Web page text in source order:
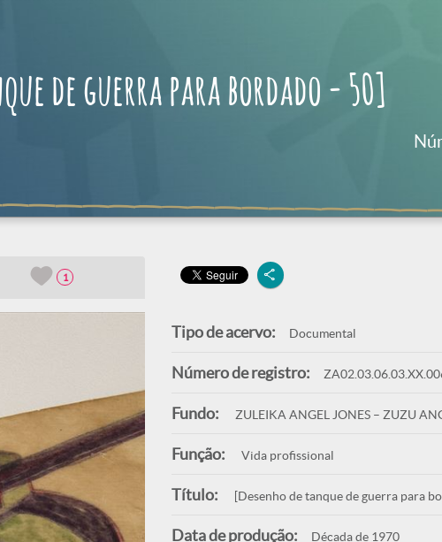
de guerra para bordado - 50]
1
Tipo de acervo: Documental
Número de registro:
Fundo: ZULEIKA ANGEL JONES – ZUZU
Função: Vida profissional
Título: [Desenho de tanque de guerra para
Data de produção: Década de 1970